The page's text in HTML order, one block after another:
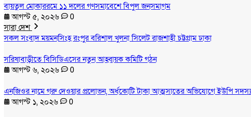
বায়তুল মোকাররমে ১১ দলের গণসমাবেশে বিপুল জনসমাগম
আগস্ট ৫, ২০২৬
0
সারা দেশ
সকল সংবাদময়মনসিংহরংপুরবরিশালখুলনাসিলেটরাজশাহীচট্টগ্রামঢাকা
সরিষাবাড়ীতে বিসিডিএসের নতুন আহ্বায়ক কমিটি গঠন
আগস্ট ৬, ২০২৬
0
এনজিওর নামে গরু দেওয়ার প্রলোভন, অর্ধকোটি টাকা আত্মসাতের অভিযোগে ইউপি সদস্য
আগস্ট ১, ২০২৬
0